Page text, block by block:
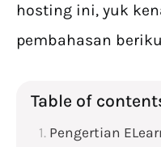
hosting ini, yuk
pembahasan
Table of
Pengertian